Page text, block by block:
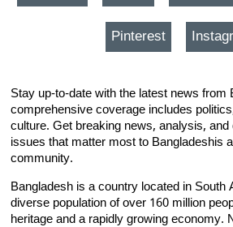
Pinterest
Stay up-to-date with the latest news from
comprehensive coverage includes
culture. Get breaking news, analysis,
issues that matter most to Bangladeshis
community.
Bangladesh is a country located in South
diverse population of over 160 million
heritage and a rapidly growing economy.